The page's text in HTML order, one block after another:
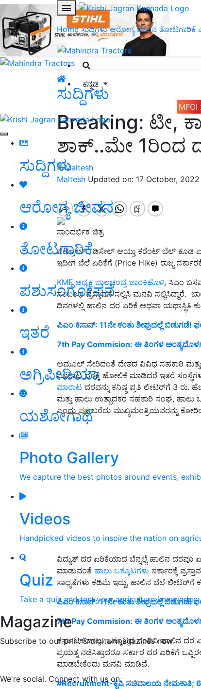
Home ಸುದ್ದಿಗಳು ಆರೋಗ್ಯ ಜೀವನ ತೋಟಗಾರಿಕೆ
ಕನ್ನಡ
ಸುದ್ದಿಗಳು
ಆರೋಗ್ಯ ಜೀವನ
ತೋಟಗಾರಿಕೆ
ಪಶುಸಂಗೋಪನೆ
ಇತರೆ
ಅಗ್ರಿಪೀಡಿಯಾ
ಯಶೋಗಾಥೆ
Photo Gallery
We capture the best photos around events,
Videos
Handpicked videos to inspire the nation on
Quiz
Take a quiz and test your agriculture knowledge
Magazine
Subscribe to our print & digital magazines now
We're social. Connect with us on:
ಸುದ್ದಿಗಳು
Breaking: ಟೀ,
ಶಾಕ್..ಮೇ 1ರಿಂದ
Maltesh Updated on: 17 October, 2022
ಸಾಂದರ್ಭಿಕ ಚಿತ್ರ
ಪೆಟ್ರೋಲ್ , ಡಿಸೇಲ್ ಆಯ್ತು ಕರೆಂಟ್ ಬೆಲ್ ಕೂಡ
ಇದೀಗ ಬೆಲೆ ಏರಿಕೆಗೆ (Price Hike) ರಾಜ್ಯ ಸರ್ಕಾರಕ್ಕೆ
KMF ಅಧ್ಯಕ್ಷ ಬಾಲಚಂದ್ರ ಜಾರಕಿಹೊಳಿ, ಸಿಎಂ
ಸಂಬಂಧ ಪ್ರಸ್ತಾವನೆ ಸಲ್ಲಿಸಿ ಮನವಿ ಸಲ್ಲಿಸಿದ್ದಾರೆ.
ದಿನಗಳಲ್ಲಿ ಹಾಲಿನ ದರ ಏರಿಕೆ ಅಥವಾ ಯಥಾಸ್ಥಿತಿ
ಪಿಎಂ ಕಿಸಾನ್: 11ನೇ ಕಂತು ಶೀಘ್ರದಲ್ಲೆ
7th Pay Commision: ಈ ತಿಂಗಳ ಅಂತ್ಯದೊಳಗೆ
ಅಮೂಲ್‌ ಸೇರಿದಂತೆ ದೇಶದ ವಿವಿಧ ಸಹಕಾರಿ ಮತ್ತು
ಮಾರಾಟ ದರಕ್ಕೆ ಹೋಲಿಕೆ ಮಾಡಿದರೆ ಇತರೆ
ಮಾರಾಟ ದರವನ್ನು ಕನಿಷ್ಠ ಪ್ರತಿ ಲೀಟರ್‌ಗೆ 3 ರು.
ಮತ್ತು ಹಾಲು ಉತ್ಪಾದಕರ ಸಹಕಾರಿ ಸಂಘ,
ಎಂದು ಪತ್ರ ಬರೆದು ಮುಖ್ಯಮಂತ್ರಿಯವರನ್ನು
ವಿದ್ಯುತ್ ದರ ಏರಿಕೆಯಾದ ಬೆನ್ನಲ್ಲೆ ಹಾಲಿನ ದರವೂ
ಮಾಡುವಂತೆ ಹಾಲು ಒಕ್ಕೂಟಗಳು ಸರ್ಕಾರಕ್ಕೆ
ಸಾಧ್ಯತೆಗಳು ಕಡಿಮೆ ಇದ್ದು, ಹಾಲಿನ ಬೆಲೆ ಲೀಟರ್‌ಗೆ
ಪಿಎಂ ಕಿಸಾನ್: 11ನೇ ಕಂತು ಶೀಘ್ರದಲ್ಲೆ
7th Pay Commision: ಈ ತಿಂಗಳ ಅಂತ್ಯದೊಳಗೆ
ಕರ್ನಾಟಕ ಹಾಲು ಒಕ್ಕೂಟದ ನಂದಿನಿ ಹಾಲಿನ
ಪ್ರಯತ್ನ ನಡೆಸಿತ್ತಾದರೂ ಸರ್ಕಾರ ದರ ಏರಿಕೆಗೆ
ಮಾಡಬೇಕೆಂದು ಮನವಿ ಮಾಡಿವೆ.
#Recruitment-ಕೃಷಿ ಸಚಿವಾಲಯ ನೇಮಕಾತಿ;